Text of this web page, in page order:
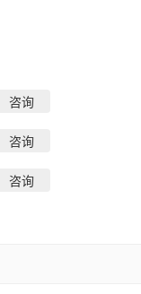
咨询
咨询
咨询